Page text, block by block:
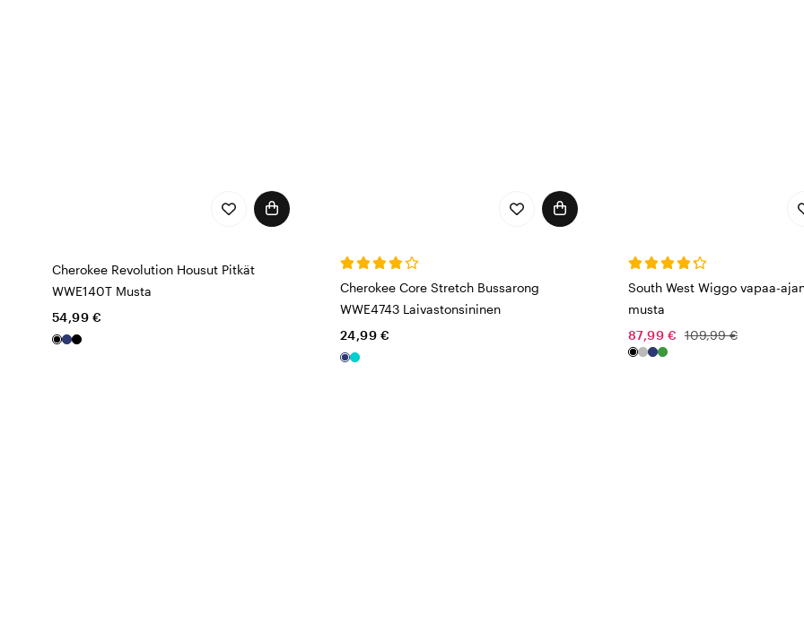
Cherokee Revolution Housut Pitkät
WWE140T Musta
54,99 €
Cherokee Core Stretch Bussarong
WWE4743 Laivastonsininen
24,99 €
South West Wiggo vapaa-
musta
87,99 € 109,99 €